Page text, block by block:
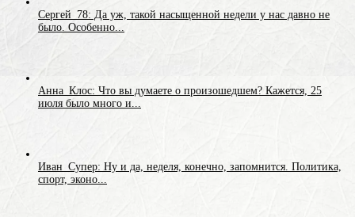
Сергей_78: Да уж, такой насыщенной недели у нас давно не
было. Особенно...
Анна_Клос: Что вы думаете о произошедшем? Кажется, 25
июля было много и...
Иван_Супер: Ну и да, неделя, конечно, запомнится. Политика,
спорт, эконо...